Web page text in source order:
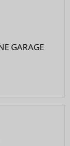
GARAGE